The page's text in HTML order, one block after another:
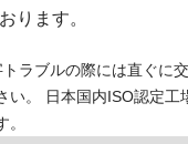
ります。
ラブルの際には直ぐに
い。 日本国内ISO認定工